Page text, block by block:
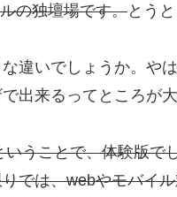
の独壇場です。とう
違いでしょうか。や
出来るってところが
うことで、体験版で
では、webやモバイ